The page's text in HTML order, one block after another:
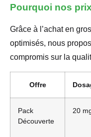
Pourquoi nos
Grâce à l’achat en
optimisés, nous
compromis sur la
Offre
Pack
Découverte
20